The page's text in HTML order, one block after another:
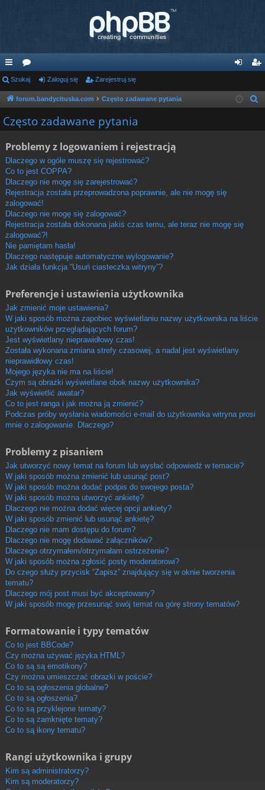
ię
ce
j
or
a og ej
Szukaj Zaloguj się Zarejestruj się
forum.bandycituska.com Często zadawane pytania
Często zadawane pytania
Problemy z logowaniem i rejestracją
Dlaczego w ogóle muszę się rejestrować?
Co to jest COPPA?
Dlaczego nie mogę się zarejestrować?
Rejestracja została przeprowadzona poprawnie, ale nie mogę się
zalogować!
Dlaczego nie mogę się zalogować?
Rejestracja została dokonana jakiś czas temu, ale teraz nie mogę się
zalogować?!
Nie pamiętam hasła!
Dlaczego następuje automatyczne wylogowanie?
Jak działa funkcja “Usuń ciasteczka witryny”?
Preferencje i ustawienia użytkownika
Jak zmienić moje ustawienia?
W jaki sposób można zapobiec wyświetlaniu nazwy użytkownika na liście
użytkowników przeglądających forum?
Jest wyświetlany nieprawidłowy czas!
Została wykonana zmiana strefy czasowej, a nadal jest wyświetlany
nieprawidłowy czas!
Mojego języka nie ma na liście!
Czym są obrazki wyświetlane obok nazwy użytkownika?
Jak wyświetlić awatar?
Co to jest ranga i jak można ją zmienić?
Podczas próby wysłania wiadomości e-mail do użytkownika witryna prosi
mnie o zalogowanie. Dlaczego?
Problemy z pisaniem
Jak utworzyć nowy temat na forum lub wysłać odpowiedź w temacie?
W jaki sposób można zmienić lub usunąć post?
W jaki sposób można dodać podpis do swojego posta?
W jaki sposób można utworzyć ankietę?
Dlaczego nie można dodać więcej opcji ankiety?
W jaki sposób zmienić lub usunąć ankietę?
Dlaczego nie mam dostępu do forum?
Dlaczego nie mogę dodawać załączników?
Dlaczego otrzymałem/otrzymałam ostrzeżenie?
W jaki sposób można zgłosić posty moderatorowi?
Do czego służy przycisk “Zapisz” znajdujący się w oknie tworzenia
tematu?
Dlaczego mój post musi być akceptowany?
W jaki sposób mogę przesunąć swój temat na górę strony tematów?
Formatowanie i typy tematów
Co to jest BBCode?
Czy można używać języka HTML?
Co to są są emotikony?
Czy można umieszczać obrazki w poście?
Co to są ogłoszenia globalne?
Co to są ogłoszenia?
Co to są przyklejone tematy?
Co to są zamknięte tematy?
Co to są ikony tematu?
Rangi użytkownika i grupy
Kim są administratorzy?
Kim są moderatorzy?